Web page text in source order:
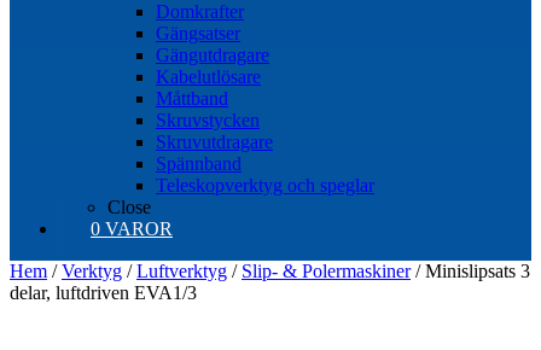
Domkrafter
Gängsatser
Gängutdragare
Kabelutlösare
Måttband
Skruvstycken
Skruvutdragare
Spännband
Teleskopverktyg och speglar
Close
0 VAROR
Hem /Verktyg /Luftverktyg / Slip- & Polermaskiner/ Minislipsats 3
delar, luftdriven EVA1/3